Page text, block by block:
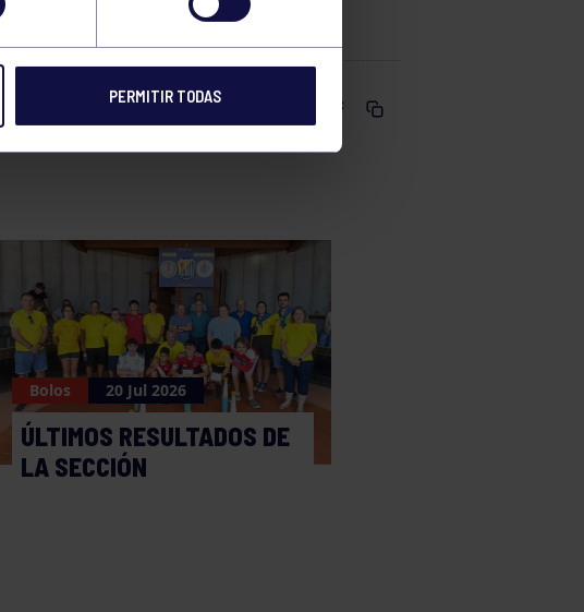
PERMITIR TODAS
Comparte
Bolos 20 Jul 2026
ÚLTIMOS RESULTADOS DE
LA SECCIÓN